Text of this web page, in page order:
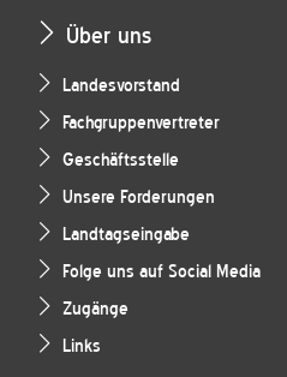
Über uns
Landesvorstand
Fachgruppenvertreter
Geschäftsstelle
Unsere Forderungen
Landtagseingabe
Folge uns auf Social Media
Zugänge
Links